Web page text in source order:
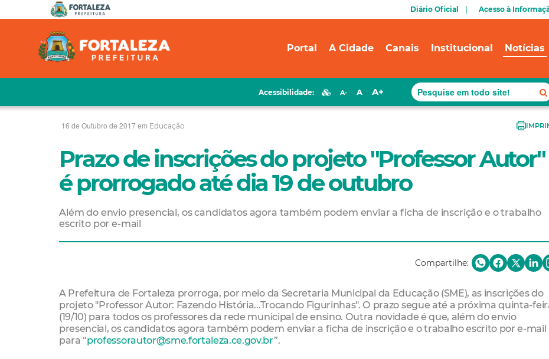
Diário Oficial Acesso à
Portal A Cidade Canais Institucional Notícias
Acessibilidade: A- A A+
16 de Outubro de 2017 em Educação
Prazo de inscrições do projeto "Professor Autor"
é prorrogado até dia 19 de outubro
Além do envio presencial, os candidatos agora também podem enviar a ficha de inscrição e o trabalho
escrito por e-mail
Compartilhe:
A Prefeitura de Fortaleza prorroga, por meio da Secretaria Municipal da Educação (SME), as inscrições do
projeto "Professor Autor: Fazendo História...Trocando Figurinhas". O prazo segue até a próxima quinta-
(19/10) para todos os professores da rede municipal de ensino. Outra novidade é que, além do envio
presencial, os candidatos agora também podem enviar a ficha de inscrição e o trabalho escrito por e-mail
para “professorautor@sme.fortaleza.ce.gov.br”.